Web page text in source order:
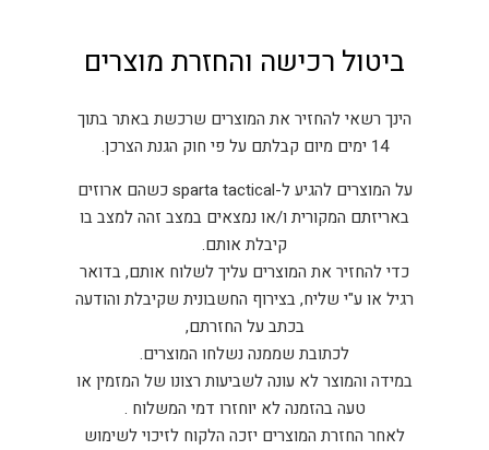
ביטול רכישה והחזרת מוצרים
הינך רשאי להחזיר את המוצרים שרכשת באתר בתוך
14 ימים מיום קבלתם על פי חוק הגנת הצרכן.
על המוצרים להגיע ל-sparta tactical כשהם ארוזים
באריזתם המקורית ו/או נמצאים במצב זהה למצב בו
קיבלת אותם.
כדי להחזיר את המוצרים עליך לשלוח אותם, בדואר
רגיל או ע"י שליח, בצירוף החשבונית שקיבלת והודעה
בכתב על החזרתם,
לכתובת שממנה נשלחו המוצרים.
במידה והמוצר לא עונה לשביעות רצונו של המזמין או
טעה בהזמנה לא יוחזרו דמי המשלוח .
לאחר החזרת המוצרים יזכה הלקוח לזיכוי לשימוש